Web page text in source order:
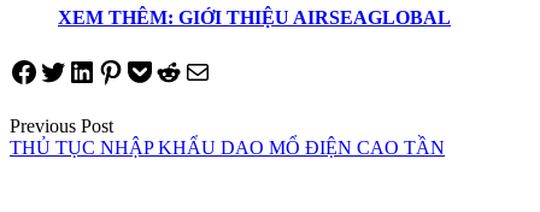
XEM THÊM: GIỚI THIỆU AIRSEAGLOBAL
Share on Facebook
Tweet on Twitter
Share on LinkedIn
Pin on Pinterest
Save to pocket
Share on Reddit
Share via Email
Điều
hướng
Previous Post
THỦ TỤC NHẬP KHẨU DAO MỔ ĐIỆN CAO TẦN